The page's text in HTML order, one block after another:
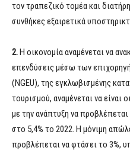
τον τραπεζικό τομέα και
συνθήκες εξαιρετικά
2.Η οικονομία αναμένεται να
επενδύσεις μέσω των
(NGEU), της εγκλωβισμένης
τουρισμού, αναμένεται να είναι
με την ανάπτυξη να
στο 5,4% το 2022. Η μόνιμη
προβλέπεται να φτάσει το 3%,